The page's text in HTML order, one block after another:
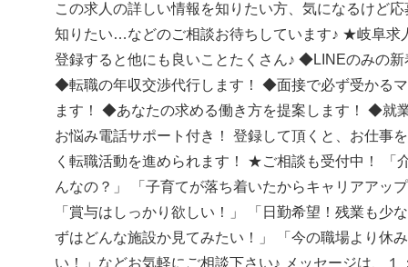
この求人の詳しい情報を知りたい方、気になるけど
知りたい…などのご相談お待ちしています♪ ★岐阜求
登録すると他にも良いことたくさん♪ ◆LINEのみの
◆転職の年収交渉代行します！ ◆面接で必ず受かる
ます！ ◆あなたの求める働き方を提案します！ ◆就
お悩み電話サポート付き！ 登録して頂くと、お仕事
く転職活動を進められます！ ★ご相談も受付中！ 「
んなの？」 「子育てが落ち着いたからキャリアアッ
「賞与はしっかり欲しい！」 「日勤希望！残業も少
ずはどんな施設か見てみたい！」 「今の職場より休
い！」などお気軽にご相談下さい♪ メッセージは、１